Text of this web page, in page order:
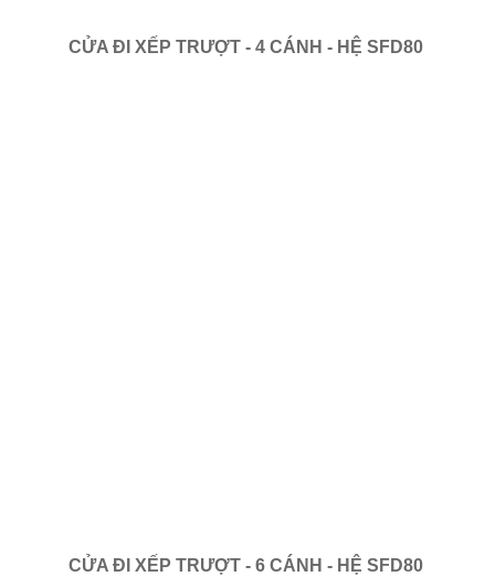
CỬA ĐI XẾP TRƯỢT - 4 CÁNH - HỆ SFD80
CỬA ĐI XẾP TRƯỢT - 6 CÁNH - HỆ SFD80